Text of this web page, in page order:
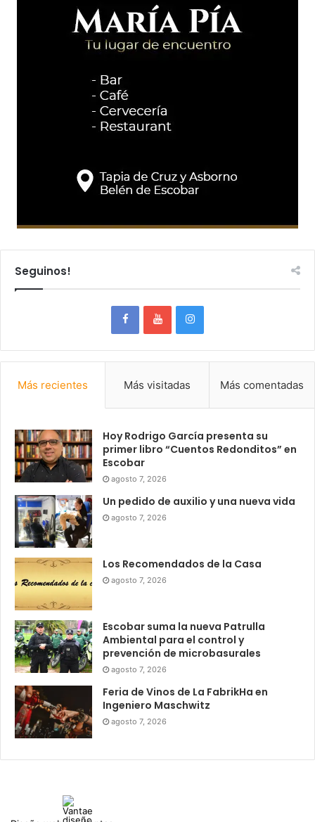
Seguinos!
Más recientes Más visitadas Más comentadas
Hoy Rodrigo García presenta su
primer libro “Cuentos Redonditos” en
Escobar
agosto 7, 2026
Un pedido de auxilio y una nueva vida
agosto 7, 2026
Los Recomendados de la Casa
agosto 7, 2026
Escobar suma la nueva Patrulla
Ambiental para el control y
prevención de microbasurales
agosto 7, 2026
Feria de Vinos de La FabrikHa en
Ingeniero Maschwitz
agosto 7, 2026